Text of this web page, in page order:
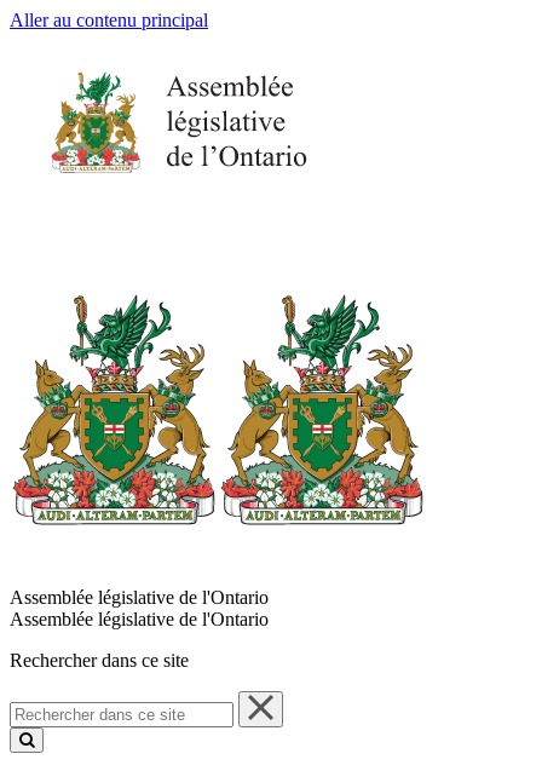
Aller au contenu principal
Assemblée législative de l'Ontario
Assemblée législative de l'Ontario
Rechercher dans ce site
Rechercher
dans
ce